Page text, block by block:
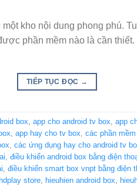
kho nội dung phong phú.
phần mềm nào là cần
TIẾP TỤC ĐỌC →
box, app cho android tv box, app
, app hay cho tv box, các phần
, các ứng dụng hay cho android tv
, điều khiển android box bằng điện
, điều khiển smart box vnpt bằng điện
hdplay store, hieuhien android box,